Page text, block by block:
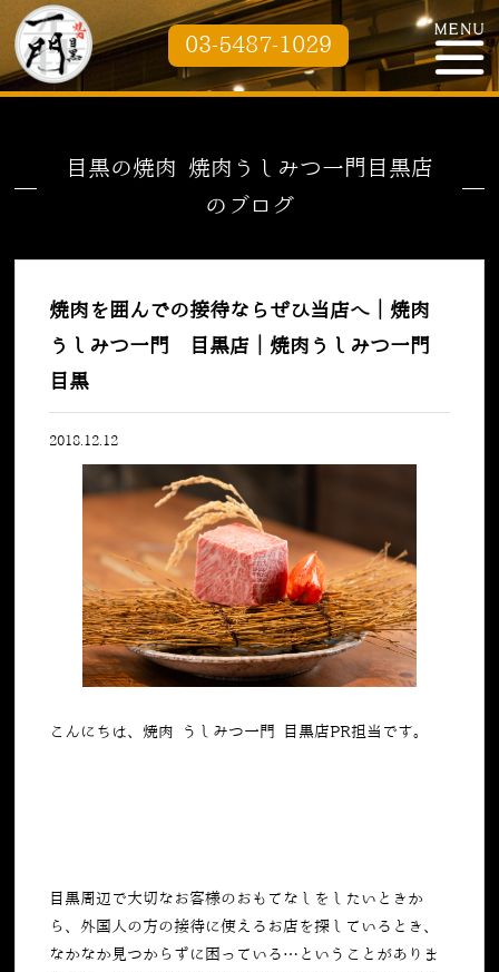
03-5487-1029
目黒の焼肉 焼肉うしみつ一門目黒店
のブログ
焼肉を囲んでの接待ならぜひ当店へ｜焼肉
うしみつ一門 目黒店｜焼肉うしみつ一門
目黒
2018.12.12
こんにちは、焼肉 うしみつ一門 目黒店PR担当です。
目黒周辺で大切なお客様のおもてなしをしたいときか
ら、外国人の方の接待に使えるお店を探しているとき、
なかなか見つからずに困っている…ということがありま